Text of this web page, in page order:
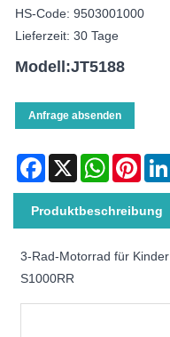
HS-Code: 9503001000
Lieferzeit: 30 Tage
Modell:JT5188
Anfrage absenden
Facebook
X WhatsApp
Produktbeschreibung
3-Rad-Motorrad für
S1000RR